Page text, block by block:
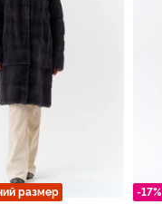
размер -17%